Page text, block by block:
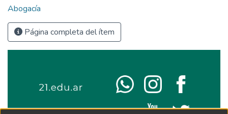
Abogacía
Página completa del ítem